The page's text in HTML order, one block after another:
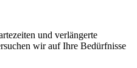
und verlängerte
wir auf Ihre Bedürfnisse